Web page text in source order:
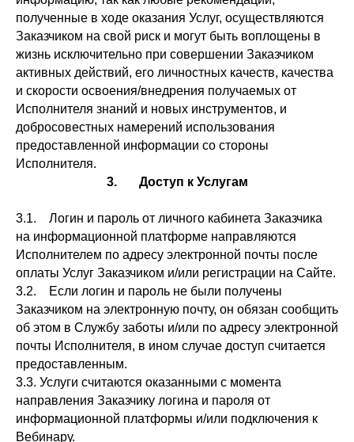
полученные в ходе оказания Услуг, осуществляются
Заказчиком на свой риск и могут быть воплощены в
жизнь исключительно при совершении Заказчиком
активных действий, его личностных качеств, качества
и скорости освоения/внедрения получаемых от
Исполнителя знаний и новых инструментов, и
добросовестных намерений использования
предоставленной информации со стороны
Исполнителя.
3. Доступ к Услугам
3.1. Логин и пароль от личного кабинета Заказчика
на информационной платформе направляются
Исполнителем по адресу электронной почты после
оплаты Услуг Заказчиком и/или регистрации на Сайте.
3.2. Если логин и пароль не были получены
Заказчиком на электронную почту, он обязан сообщить
об этом в Службу заботы и/или по адресу электронной
почты Исполнителя, в ином случае доступ считается
предоставленным.
3.3. Услуги считаются оказанными с момента
направления Заказчику логина и пароля от
информационной платформы и/или подключения к
Вебинару.